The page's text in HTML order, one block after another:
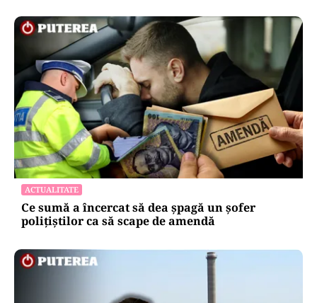
ACTUALITATE
Ce sumă a încercat să dea șpagă un șofer
polițiștilor ca să scape de amendă